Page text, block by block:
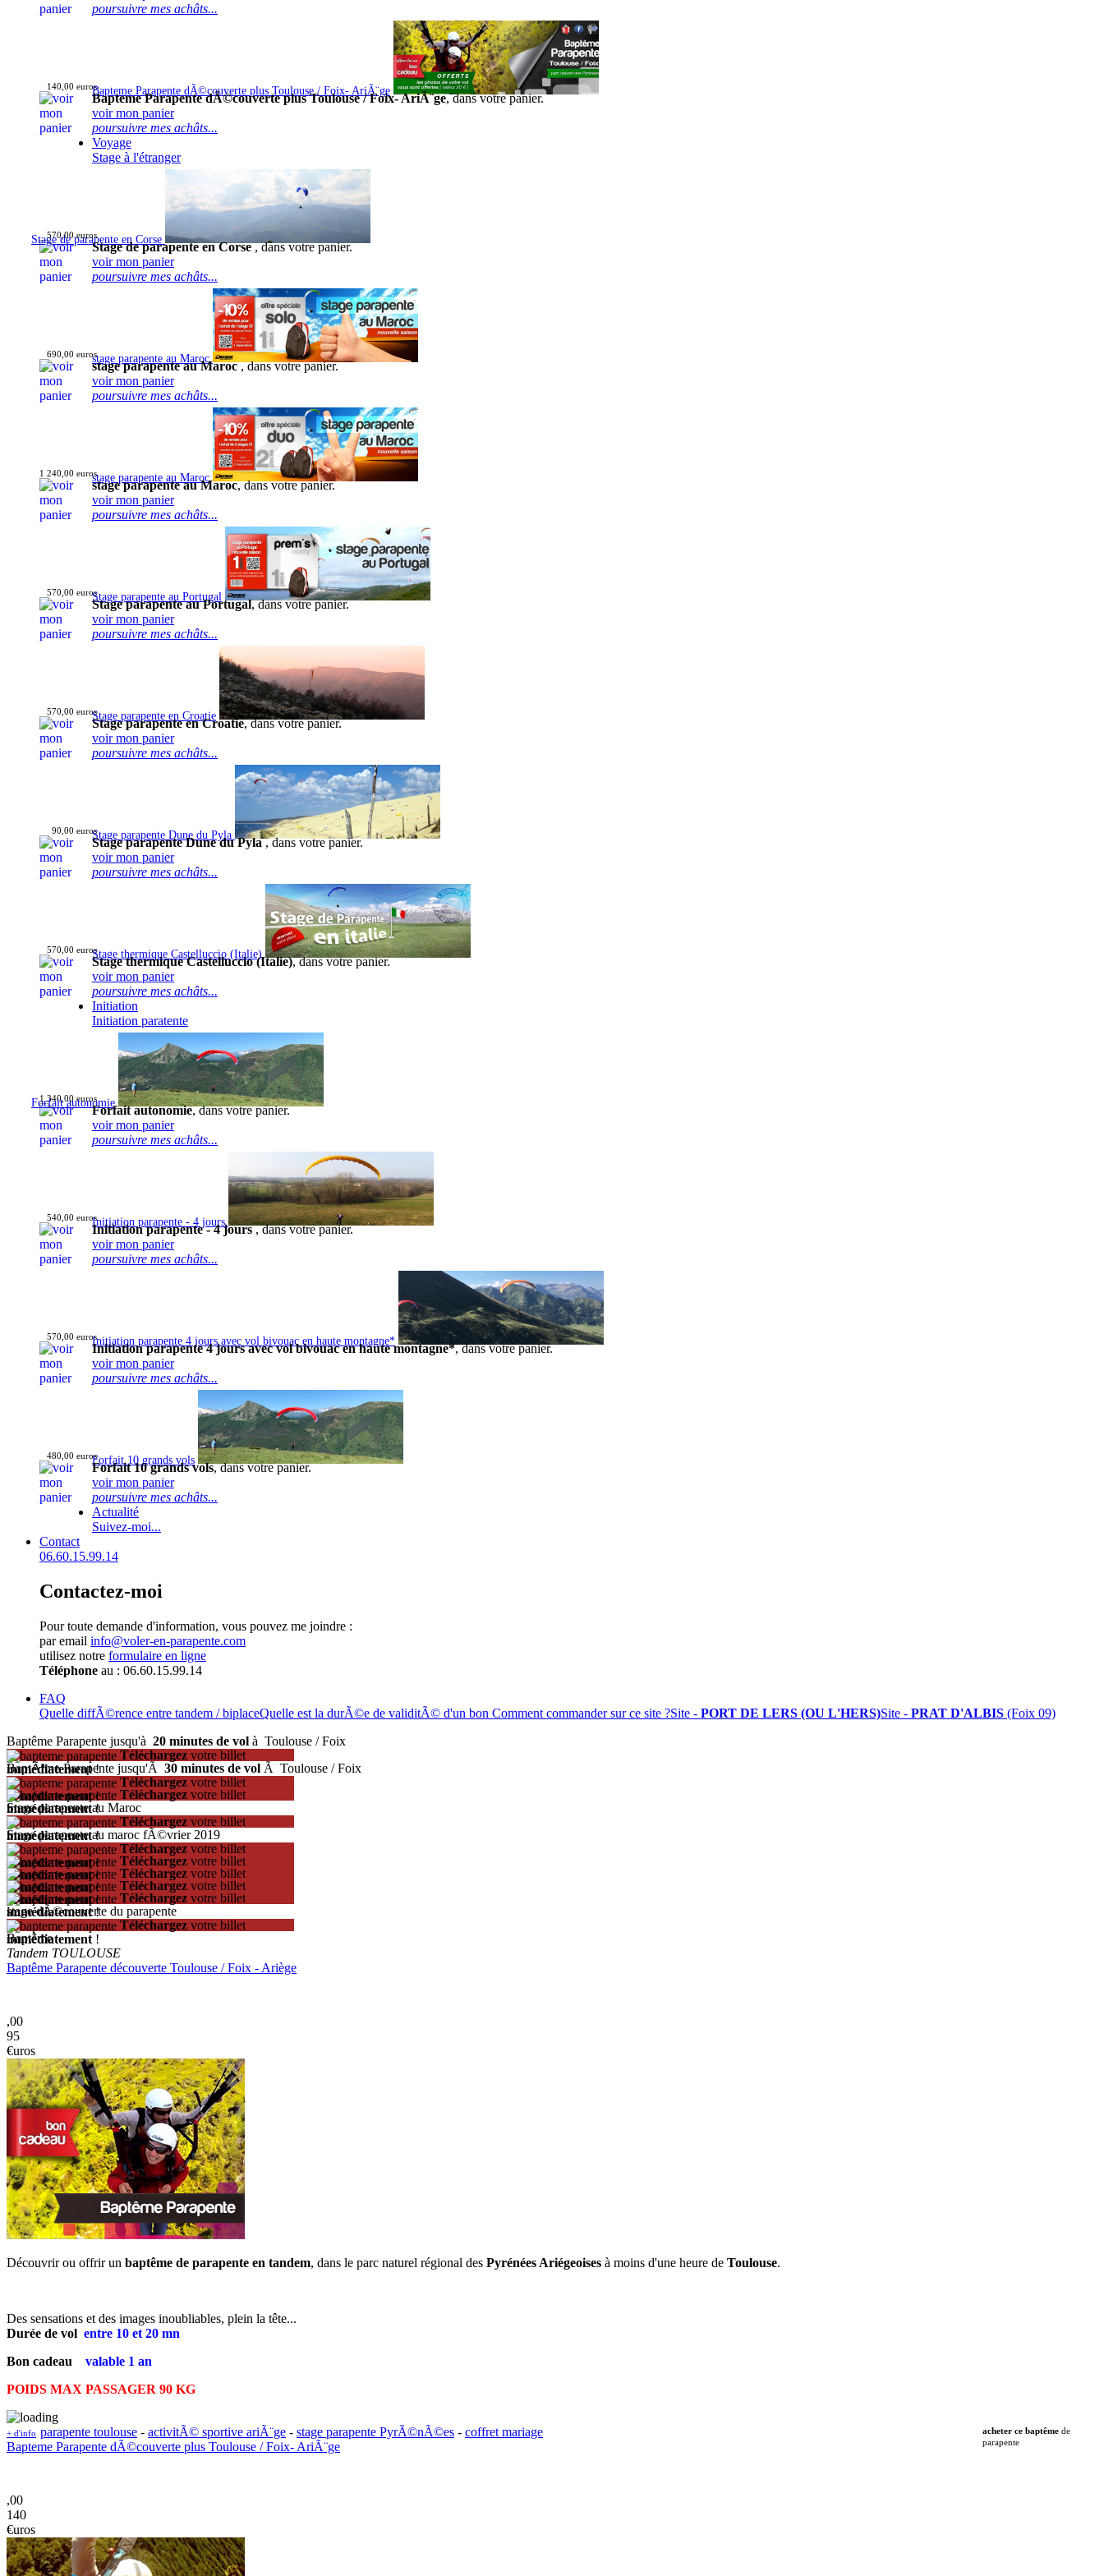
poursuivre mes achâts...
Bapteme Parapente dÃ©couverte plus Toulouse / Foix- AriÃ¨ge
140,00 euros
Bapteme Parapente dÃ©couverte plus Toulouse / Foix- AriÃ¨ge, dans votre panier.
voir mon panier
poursuivre mes achâts...
Voyage
Stage à l'étranger
Stage de parapente en Corse
570,00 euros
Stage de parapente en Corse, dans votre panier.
voir mon panier
poursuivre mes achâts...
stage parapente au Maroc
690,00 euros
stage parapente au Maroc, dans votre panier.
voir mon panier
poursuivre mes achâts...
stage parapente au Maroc
1 240,00 euros
stage parapente au Maroc, dans votre panier.
voir mon panier
poursuivre mes achâts...
Stage parapente au Portugal
570,00 euros
Stage parapente au Portugal, dans votre panier.
voir mon panier
poursuivre mes achâts...
Stage parapente en Croatie
570,00 euros
Stage parapente en Croatie, dans votre panier.
voir mon panier
poursuivre mes achâts...
Stage parapente Dune du Pyla
90,00 euros
Stage parapente Dune du Pyla, dans votre panier.
voir mon panier
poursuivre mes achâts...
Stage thermique Castelluccio (Italie)
570,00 euros
Stage thermique Castelluccio (Italie), dans votre panier.
voir mon panier
poursuivre mes achâts...
Initiation
Initiation paratente
Forfait autonomie
1 340,00 euros
Forfait autonomie, dans votre panier.
voir mon panier
poursuivre mes achâts...
Initiation parapente - 4 jours
540,00 euros
Initiation parapente - 4 jours, dans votre panier.
voir mon panier
poursuivre mes achâts...
Initiation parapente 4 jours avec vol bivouac en haute montagne*
570,00 euros
Initiation parapente 4 jours avec vol bivouac en haute montagne*, dans votre panier.
voir mon panier
poursuivre mes achâts...
Forfait 10 grands vols
480,00 euros
Forfait 10 grands vols, dans votre panier.
voir mon panier
poursuivre mes achâts...
Actualité
Suivez-moi...
Contact
06.60.15.99.14
Contactez-moi
Pour toute demande d'information, vous pouvez me joindre :
par email info@voler-en-parapente.com
utilisez notre formulaire en ligne
Téléphone au : 06.60.15.99.14
FAQ
Quelle diffÃ©rence entre tandem / biplaceQuelle est la durÃ©e de validitÃ© d'un bon Comment commander sur ce site ?Site - PORT DE LERS (OU L'HERS)Site - PRAT D'ALBIS (Foix 09)
Baptême Parapente jusqu'à 20 minutes de vol à Toulouse / Foix
Téléchargez votre billet
immédiatement!
BaptÃªme Parapente jusqu'Ã 30 minutes de vol Ã Toulouse / Foix
Téléchargez votre billet
immédiatement! Téléchargez votre billet
immédiatement!
Stage parapente au Maroc
Téléchargez votre billet
immédiatement!
Stage parapente au maroc fÃ©vrier 2019
Téléchargez votre billet
immédiatement! Téléchargez votre billet
immédiatement! Téléchargez votre billet
immédiatement! Téléchargez votre billet
immédiatement! Téléchargez votre billet
immédiatement!
stage dÃ©couverte du parapente
Téléchargez votre billet
immédiatement !
Baptême
Tandem TOULOUSE
Baptême Parapente découverte Toulouse / Foix - Ariège
,00
95
€uros
Découvrir ou offrir un baptême de parapente en tandem, dans le parc naturel régional des Pyrénées Ariégeoises à moins d'une heure de Toulouse.
Des sensations et des images inoubliables, plein la tête...
Durée de vol entre 10 et 20 mn
Bon cadeau valable 1 an
POIDS MAX PASSAGER 90 KG
+ d'info acheter ce baptême de
parapente
parapente toulouse - activitÃ© sportive ariÃ¨ge - stage parapente PyrÃ©nÃ©es - coffret mariage
Bapteme Parapente dÃ©couverte plus Toulouse / Foix- AriÃ¨ge
,00
140
€uros